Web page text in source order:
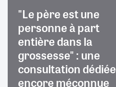
"Le père est une
personne à part
entière dans la
grossesse" : une
consultation dédiée
encore méconnue